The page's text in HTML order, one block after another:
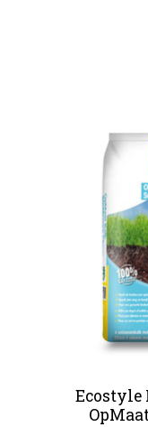
Ecostyle